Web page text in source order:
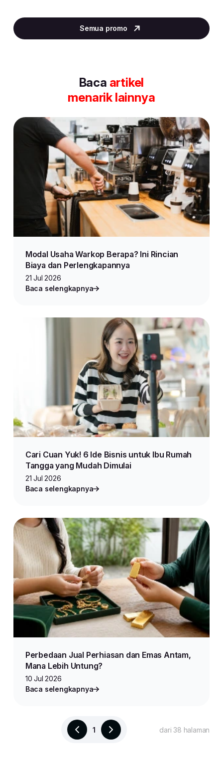
2
of
Semua promo
Baca artikel
menarik lainnya
Modal Usaha Warkop Berapa? Ini Rincian
Biaya dan Perlengkapannya
21 Jul 2026
Baca selengkapnya
Cari Cuan Yuk! 6 Ide Bisnis untuk Ibu Rumah
Tangga yang Mudah Dimulai
21 Jul 2026
Baca selengkapnya
Perbedaan Jual Perhiasan dan Emas Antam,
Mana Lebih Untung?
10 Jul 2026
Baca selengkapnya
1 dari 38 halaman